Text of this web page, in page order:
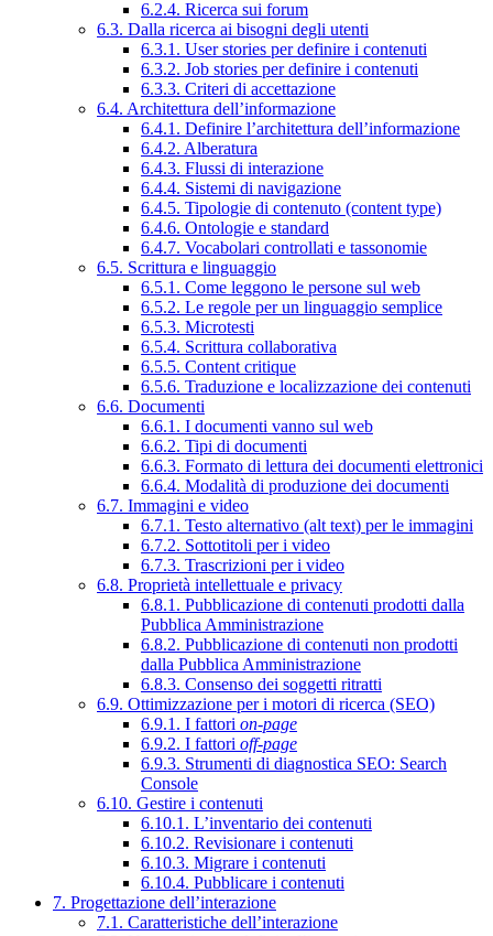
6.2.4. Ricerca sui forum
6.3. Dalla ricerca ai bisogni degli utenti
6.3.1. User stories per definire i contenuti
6.3.2. Job stories per definire i contenuti
6.3.3. Criteri di accettazione
6.4. Architettura dell’informazione
6.4.1. Definire l’architettura dell’informazione
6.4.2. Alberatura
6.4.3. Flussi di interazione
6.4.4. Sistemi di navigazione
6.4.5. Tipologie di contenuto (content type)
6.4.6. Ontologie e standard
6.4.7. Vocabolari controllati e tassonomie
6.5. Scrittura e linguaggio
6.5.1. Come leggono le persone sul web
6.5.2. Le regole per un linguaggio semplice
6.5.3. Microtesti
6.5.4. Scrittura collaborativa
6.5.5. Content critique
6.5.6. Traduzione e localizzazione dei contenuti
6.6. Documenti
6.6.1. I documenti vanno sul web
6.6.2. Tipi di documenti
6.6.3. Formato di lettura dei documenti elettronici
6.6.4. Modalità di produzione dei documenti
6.7. Immagini e video
6.7.1. Testo alternativo (alt text) per le immagini
6.7.2. Sottotitoli per i video
6.7.3. Trascrizioni per i video
6.8. Proprietà intellettuale e privacy
6.8.1. Pubblicazione di contenuti prodotti dalla
Pubblica Amministrazione
6.8.2. Pubblicazione di contenuti non prodotti
dalla Pubblica Amministrazione
6.8.3. Consenso dei soggetti ritratti
6.9. Ottimizzazione per i motori di ricerca (SEO)
6.9.1. I fattori on-page
6.9.2. I fattori off-page
6.9.3. Strumenti di diagnostica SEO: Search
Console
6.10. Gestire i contenuti
6.10.1. L’inventario dei contenuti
6.10.2. Revisionare i contenuti
6.10.3. Migrare i contenuti
6.10.4. Pubblicare i contenuti
7. Progettazione dell’interazione
7.1. Caratteristiche dell’interazione